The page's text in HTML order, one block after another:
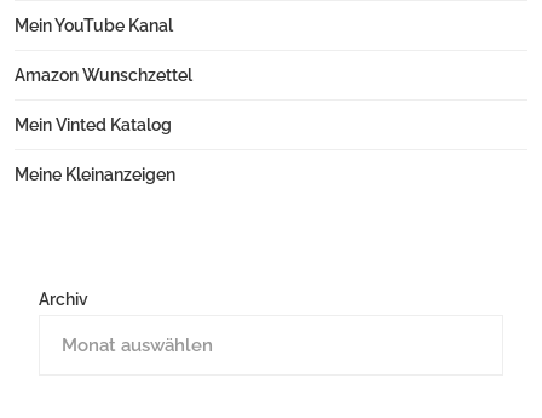
Mein YouTube Kanal
Amazon Wunschzettel
Mein Vinted Katalog
Meine Kleinanzeigen
Archiv